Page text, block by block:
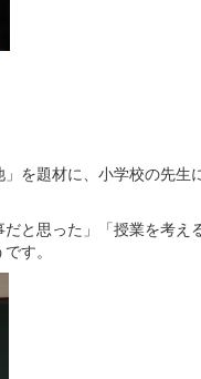
を題材に、小学校の先生
と思った」「授業を考
す。